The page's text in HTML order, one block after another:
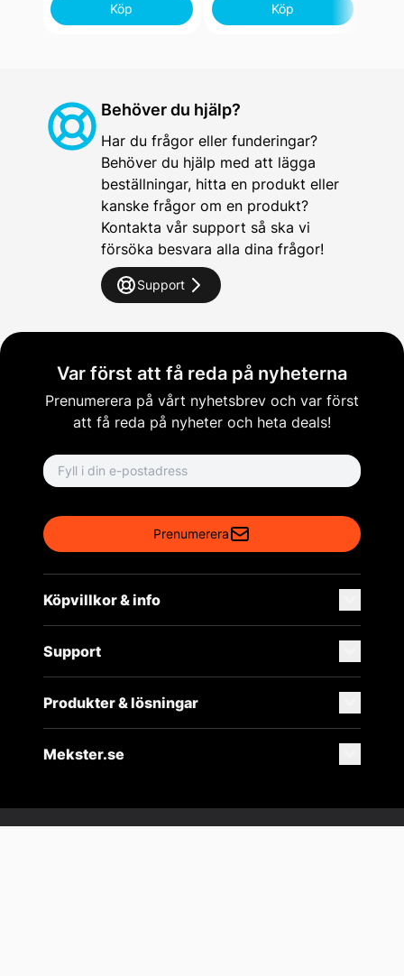
Köp Köp
Behöver du hjälp?
Har du frågor eller funderingar?
Behöver du hjälp med att lägga
beställningar, hitta en produkt eller
kanske frågor om en produkt?
Kontakta vår support så ska vi
försöka besvara alla dina frågor!
Support
Var först att få reda på nyheterna
Prenumerera på vårt nyhetsbrev och var först
att få reda på nyheter och heta deals!
Email address
Prenumerera
Köpvillkor & info
Support
Produkter & lösningar
Mekster.se